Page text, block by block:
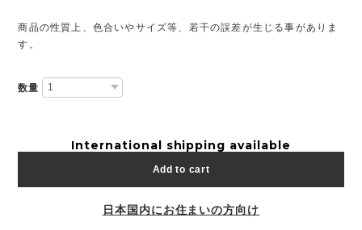
商品の性質上、色合いやサイズ等、若干の誤差が生じる事がありま
す。
数量
International shipping available
Add to cart
日本国内にお住まいの方向け